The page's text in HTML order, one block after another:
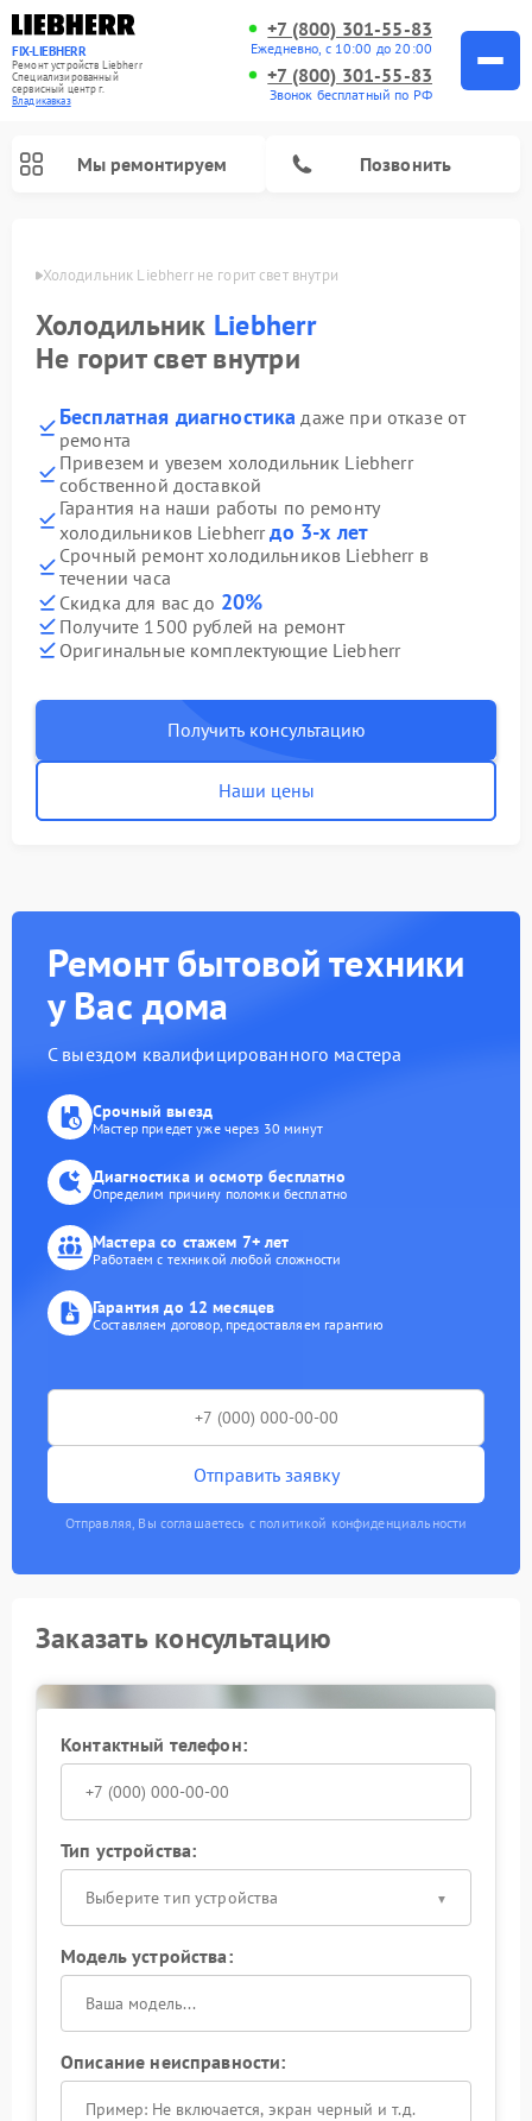
FIX-LIEBHERR
Ремонт устройств Liebherr
Специализированный
cервисный центр г.
Владикавказ
+7 (800) 301-55-83
Ежедневно, с 10:00 до 20:00
+7 (800) 301-55-83
Звонок бесплатный по РФ
Мы ремонтируем Позвонить
Холодильник Liebherr не горит свет внутри
Холодильник Liebherr
Не горит свет внутри
Бесплатная диагностика даже при отказе от
ремонта
Привезем и увезем холодильник Liebherr
собственной доставкой
Гарантия на наши работы по ремонту
холодильников Liebherrдо 3-х лет
Срочный ремонт холодильников Liebherr в
течении часа
Скидка для вас до 20%
Получите 1500 рублей на ремонт
Оригинальные комплектующие Liebherr
Получить консультацию
Наши цены
Ремонт бытовой техники
у Вас дома
С выездом квалифицированного мастера
Срочный выезд
Мастер приедет уже через 30 минут
Диагностика и осмотр бесплатно
Определим причину поломки бесплатно
Мастера со стажем 7+ лет
Работаем с техникой любой сложности
Гарантия до 12 месяцев
Составляем договор, предоставляем гарантию
Отправить заявку
Отправляя, Вы соглашаетесь с политикой конфиденциальности
Заказать консультацию
Контактный телефон:
Тип устройства:
Выберите тип устройства
Модель устройства:
Описание неисправности: